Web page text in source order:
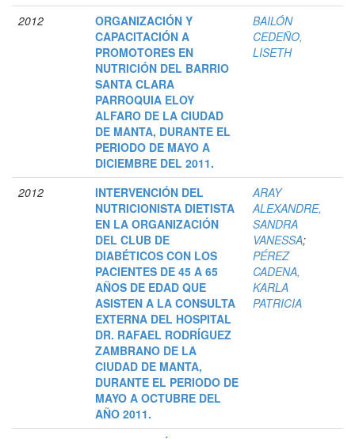
2012
ORGANIZACIÓN Y
CAPACITACIÓN A
PROMOTORES EN
NUTRICIÓN DEL BARRIO
SANTA CLARA
PARROQUIA ELOY
ALFARO DE LA CIUDAD
DE MANTA, DURANTE EL
PERIODO DE MAYO A
DICIEMBRE DEL 2011.
BAILÓN
CEDEÑO,
LISETH
2012
INTERVENCIÓN DEL
NUTRICIONISTA DIETISTA
EN LA ORGANIZACIÓN
DEL CLUB DE
DIABÉTICOS CON LOS
PACIENTES DE 45 A 65
AÑOS DE EDAD QUE
ASISTEN A LA CONSULTA
EXTERNA DEL HOSPITAL
DR. RAFAEL RODRÍGUEZ
ZAMBRANO DE LA
CIUDAD DE MANTA,
DURANTE EL PERIODO DE
MAYO A OCTUBRE DEL
AÑO 2011.
ARAY
ALEXANDRE,
SANDRA
VANESSA;
PÉREZ
CADENA,
KARLA
PATRICIA